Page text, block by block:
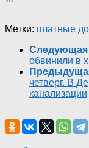
Метки: платные
Следующая
обвинили в
четверг. В
канализации